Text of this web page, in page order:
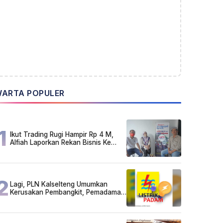
POPULER
Ikut Trading Rugi Hampir Rp 4 M,
Alfiah Laporkan Rekan Bisnis Ke
Lagi, PLN Kalselteng Umumkan
Kerusakan Pembangkit, Pemadaman